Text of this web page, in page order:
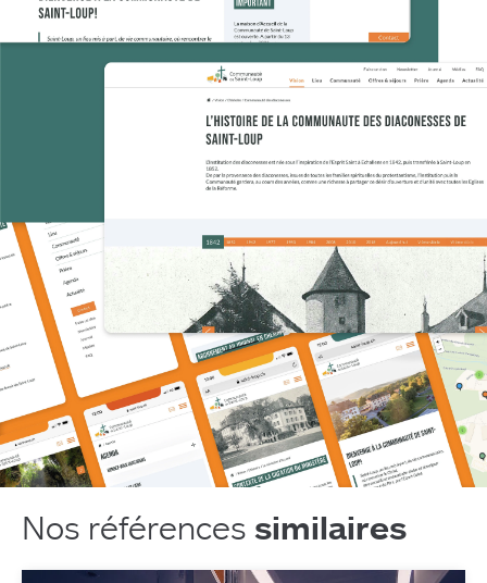
Agence
Expertises
Références
Actualités
Digital Trends
Produits
Contact
Nos références similaires